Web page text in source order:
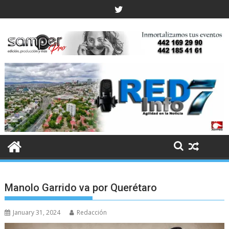
to
Manolo Garrido va por Querétaro
January 31, 2024 Redacción